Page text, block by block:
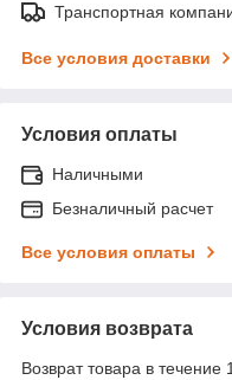
Транспортная
Все условия доставки
Условия оплаты
Наличными
Безналичный расчет
Все условия оплаты
Условия возврата
Возврат товара в течение